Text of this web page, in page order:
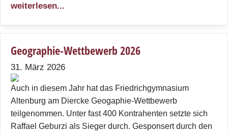
weiterlesen...
Geographie-Wettbewerb 2026
31. März 2026
Auch in diesem Jahr hat das Friedrichgymnasium
Altenburg am Diercke Geogaphie-Wettbewerb
teilgenommen. Unter fast 400 Kontrahenten setzte sich
Raffael Geburzi als Sieger durch. Gesponsert durch den